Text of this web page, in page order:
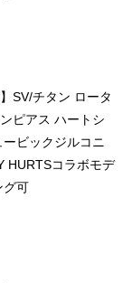
】SV/チタン ロータ
ピアス ハートシ
ービックジルコニ
HURTSコラボモデ
グ可